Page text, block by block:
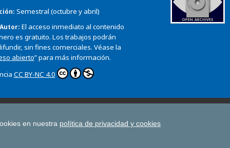
Semestral (octubre y abril)
El acceso inmediato al contenido
es gratuito. Los trabajos podrán
sin fines comerciales. Véase la
abierto” para más información.
CC BY-NC 4.0
en nuestra política de privacidad y cookies